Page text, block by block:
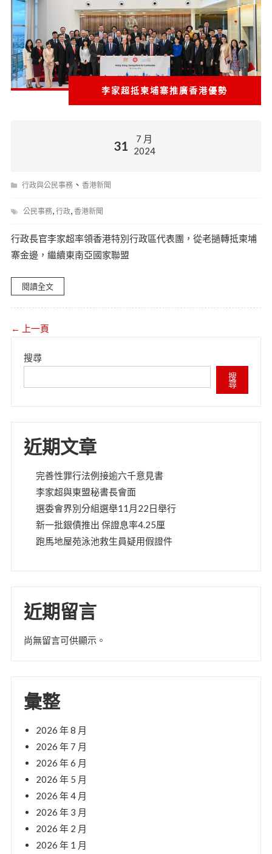
李家超抵柬埔寨推廣香港優勢
31
7 月
2024
行政與公民事務、 香港新聞
公民事務, 行政, 香港新聞
行政長官李家超率領香港特別行政區代表團，從老撾轉抵柬埔
寨金邊，繼續東南亞國家聯盟
閱讀全文
← 上一頁
搜尋
搜
尋
近期文章
完善性罪行法例接逾六千意見書
李家超與東盟秘書長會面
選委會界別分組選舉11月22日舉行
新一批銀債推出 保證息率4.25厘
跑馬地屋苑泳池救生員疑用假證件
近期留言
尚無留言可供顯示。
彙整
2026 年 8 月
2026 年 7 月
2026 年 6 月
2026 年 5 月
2026 年 4 月
2026 年 3 月
2026 年 2 月
2026 年 1 月